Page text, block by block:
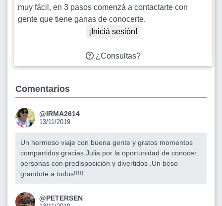
muy fácil, en 3 pasos comenzá a contactarte con
gente que tiene ganas de conocerte.
¡Iniciá sesión!
¿Consultas?
Comentarios
@IRMA2614
13/11/2019
Un hermoso viaje con buena gente y gratos momentos
compartidos gracias Julia por la oportunidad de conocer
personas con predisposición y divertidos .Un beso
grandote a todos!!!!!.
@PETERSEN